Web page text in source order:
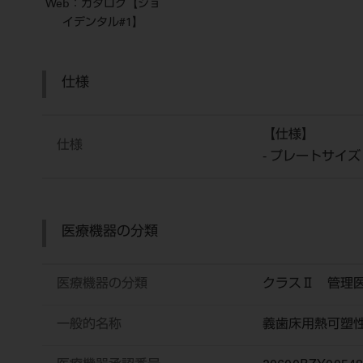
Web：カタログ【ショ
イデンタル#1】
仕様
仕様
【仕様】
- プレートサイ
医療機器の分類
医療機器の分類 クラスⅡ 管理
一般的名称 義歯床用熱可塑